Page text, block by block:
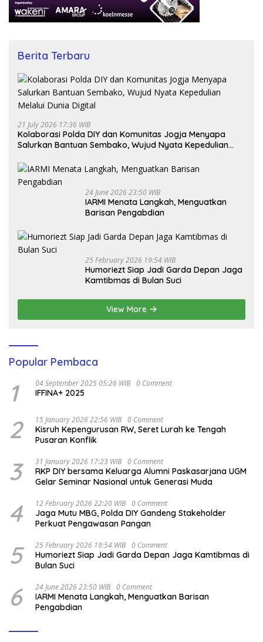
Berita Terbaru
21 July 2026 17:36 WIB
Kolaborasi Polda DIY dan Komunitas Jogja Menyapa
Salurkan Bantuan Sembako, Wujud Nyata Kepedulian
24 June 2026 23:50 WIB
IARMI Menata Langkah, Menguatkan
Barisan Pengabdian
25 February 2026 19:54 WIB
Humoriezt Siap Jadi Garda Depan Jaga
Kamtibmas di Bulan Suci
View More
Popular Pembaca
1 04 September 2025 05:26 WIB 0 Comment
IFFINA+ 2025
2 15 January 2026 22:56 WIB 0 Comment
Kisruh Kepengurusan RW, Seret Lurah ke Tengah
Pusaran Konflik
3 31 January 2026 17:23 WIB 0 Comment
RKP DIY bersama Keluarga Alumni Paskasarjana UGM
Gelar Seminar Nasional untuk Generasi Muda
4 12 February 2026 22:20 WIB 0 Comment
Jaga Mutu MBG, Polda DIY Gandeng Stakeholder
Perkuat Pengawasan Pangan
5 25 February 2026 19:54 WIB 0 Comment
Humoriezt Siap Jadi Garda Depan Jaga Kamtibmas di
Bulan Suci
6 24 June 2026 23:50 WIB 0 Comment
IARMI Menata Langkah, Menguatkan Barisan
Pengabdian